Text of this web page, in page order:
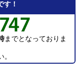
す！
までとなっておりま